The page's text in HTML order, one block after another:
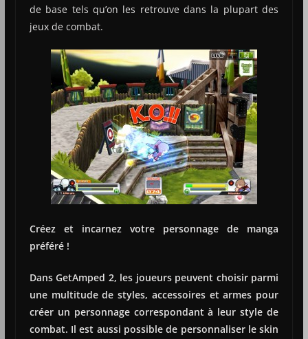
de base tels qu’on les retrouve dans la plupart des
jeux de combat.
Créez et incarnez votre personnage de manga
préféré !
Dans GetAmped 2, les joueurs peuvent choisir parmi
une multitude de styles, accessoires et armes pour
créer un personnage correspondant à leur style de
combat. Il est aussi possible de personnaliser le skin